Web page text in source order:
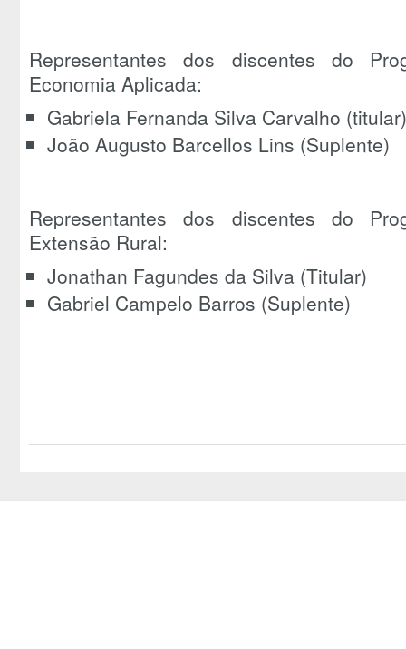
Representantes dos discentes do
Economia Aplicada:
Gabriela Fernanda Silva Carvalho (titular)
João Augusto Barcellos Lins (Suplente)
Representantes dos discentes do
Extensão Rural:
Jonathan Fagundes da Silva (Titular)
Gabriel Campelo Barros (Suplente)